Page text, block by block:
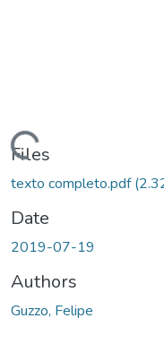
Files
texto completo.pdf
Date
2019-07-19
Authors
Guzzo, Felipe